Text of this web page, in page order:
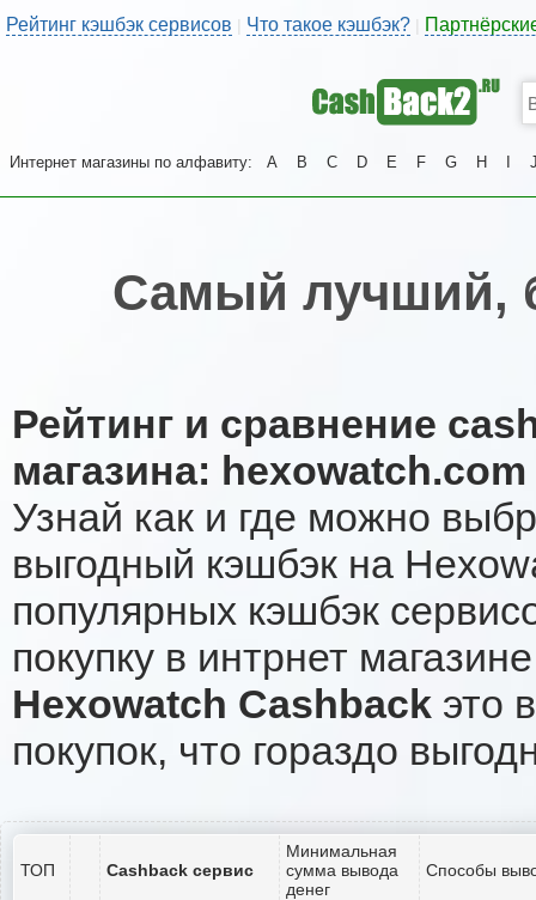
Рейтинг кэшбэк сервисов | Что такое кэшбэк?
Интернет магазины по алфавиту: A B C D E F G H
Самый лучший,
Рейтинг и сравнение
магазина: hexowatch.com
Узнай как и где можно
выгодный кэшбэк на
популярных кэшбэк
покупку в интрнет
Hexowatch Cashback это
покупок, что гораздо
ТОП Cashback сервис
Минимальная
сумма вывода
денег
Способы